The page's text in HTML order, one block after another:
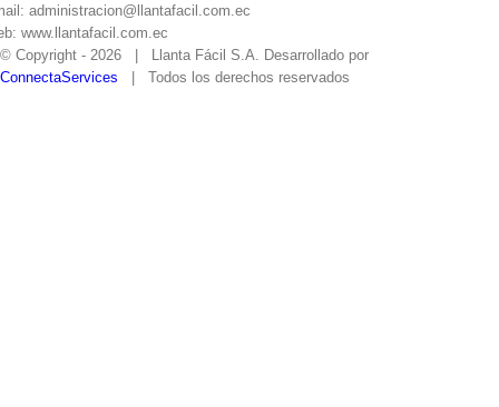
administracion@llantafacil.com.ec
www.llantafacil.com.ec
© Copyright - 2026 | Llanta Fácil S.A. Desarrollado por
ConnectaServices | Todos los derechos reservados